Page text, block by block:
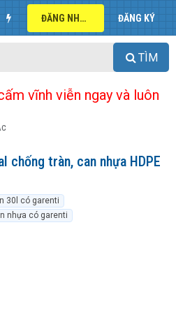
ĐĂNG NHẬP ĐĂNG KÝ
TÌM
vĩnh viễn ngay và luôn
chống tràn, can nhựa HDPE
30l có garenti
nhựa có garenti